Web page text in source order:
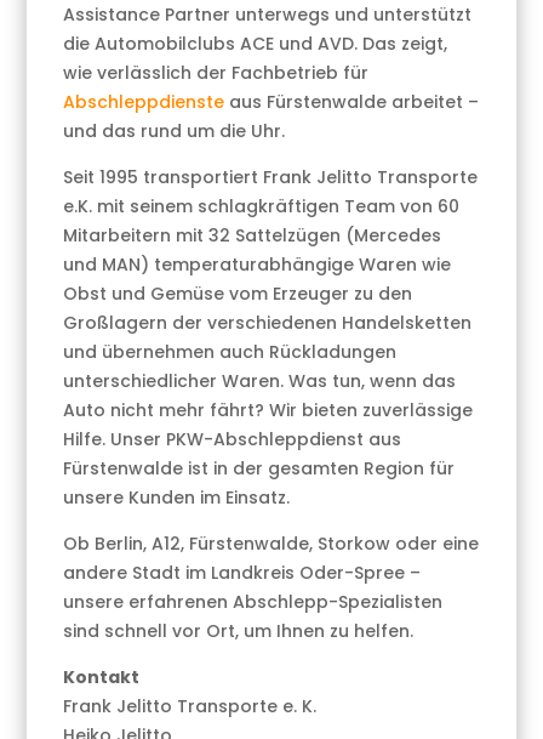
Assistance Partner unterwegs und unterstützt
die Automobilclubs ACE und AVD. Das zeigt,
wie verlässlich der Fachbetrieb für
Abschleppdienste aus Fürstenwalde arbeitet –
und das rund um die Uhr.
Seit 1995 transportiert Frank Jelitto Transporte
e.K. mit seinem schlagkräftigen Team von 60
Mitarbeitern mit 32 Sattelzügen (Mercedes
und MAN) temperaturabhängige Waren wie
Obst und Gemüse vom Erzeuger zu den
Großlagern der verschiedenen Handelsketten
und übernehmen auch Rückladungen
unterschiedlicher Waren. Was tun, wenn das
Auto nicht mehr fährt? Wir bieten zuverlässige
Hilfe. Unser PKW-Abschleppdienst aus
Fürstenwalde ist in der gesamten Region für
unsere Kunden im Einsatz.
Ob Berlin, A12, Fürstenwalde, Storkow oder eine
andere Stadt im Landkreis Oder-Spree –
unsere erfahrenen Abschlepp-Spezialisten
sind schnell vor Ort, um Ihnen zu helfen.
Kontakt
Frank Jelitto Transporte e. K.